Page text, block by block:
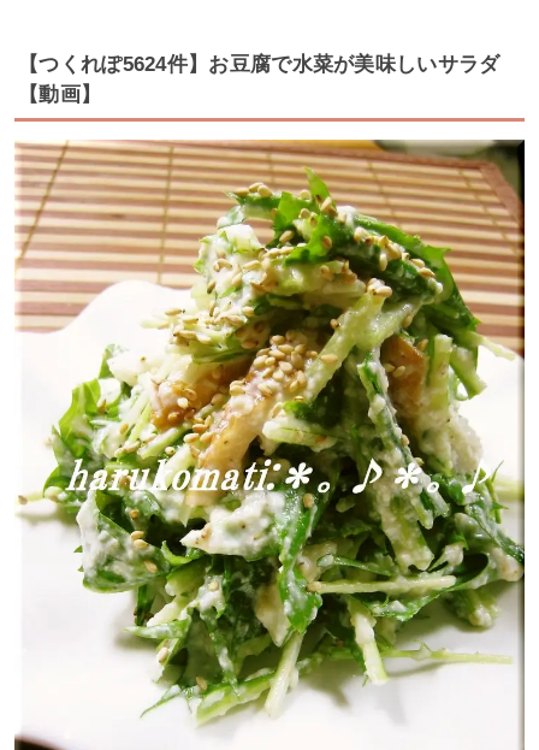
【つくれぽ5624件】お豆腐で水菜が美味しいサラダ
【動画】